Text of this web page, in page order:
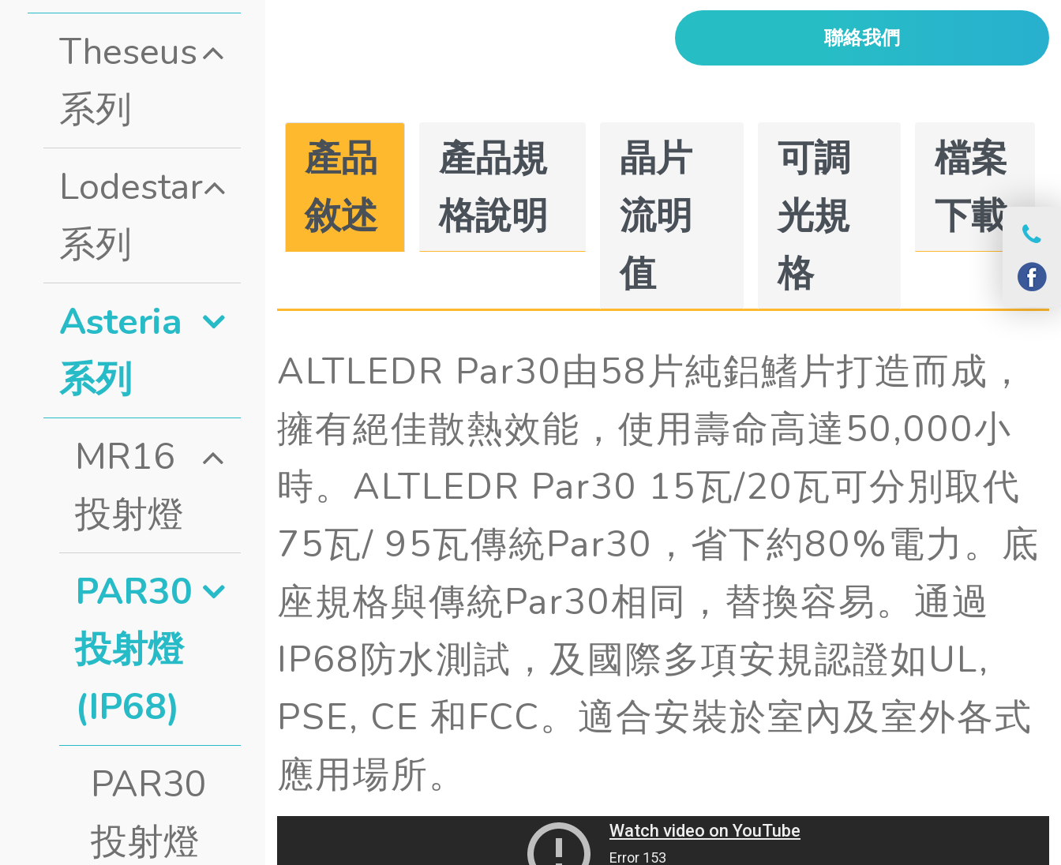
Theseus
系列
Lodestar
系列
Asteria
系列
MR16
投射燈
PAR30
投射燈
(IP68)
PAR30
投射燈
聯絡我們
產品
敘述
產品規
格說明
晶片
流明
值
可調
光規
格
檔案
下載
ALTLEDR Par30由58片純鋁鰭片打造而成，
擁有絕佳散熱效能，使用壽命高達50,000小
時。ALTLEDR Par30 15瓦/20瓦可分別取代
75瓦/ 95瓦傳統Par30，省下約80%電力。底
座規格與傳統Par30相同，替換容易。通過
IP68防水測試，及國際多項安規認證如UL,
PSE, CE 和FCC。適合安裝於室內及室外各式
應用場所。